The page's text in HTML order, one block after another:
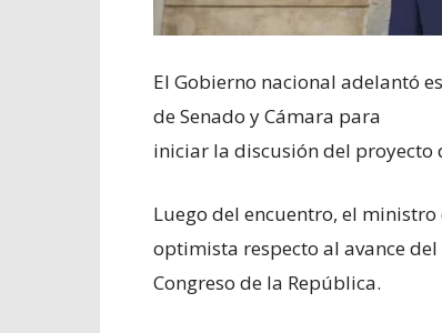
El Gobierno nacional adelantó
de Senado y Cámara para
iniciar la discusión del proyecto
Luego del encuentro, el
optimista respecto al avance
Congreso de la República.